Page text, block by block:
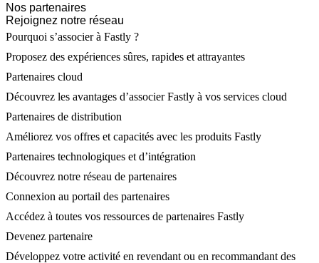
Nos partenaires
Rejoignez notre réseau
Pourquoi s’associer à Fastly ?
Proposez des expériences sûres, rapides et attrayantes
Partenaires cloud
Découvrez les avantages d’associer Fastly à vos services cloud
Partenaires de distribution
Améliorez vos offres et capacités avec les produits Fastly
Partenaires technologiques et d’intégration
Découvrez notre réseau de partenaires
Connexion au portail des partenaires
Accédez à toutes vos ressources de partenaires Fastly
Devenez partenaire
Développez votre activité en revendant ou en recommandant des